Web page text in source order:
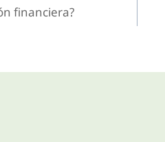
financiera?